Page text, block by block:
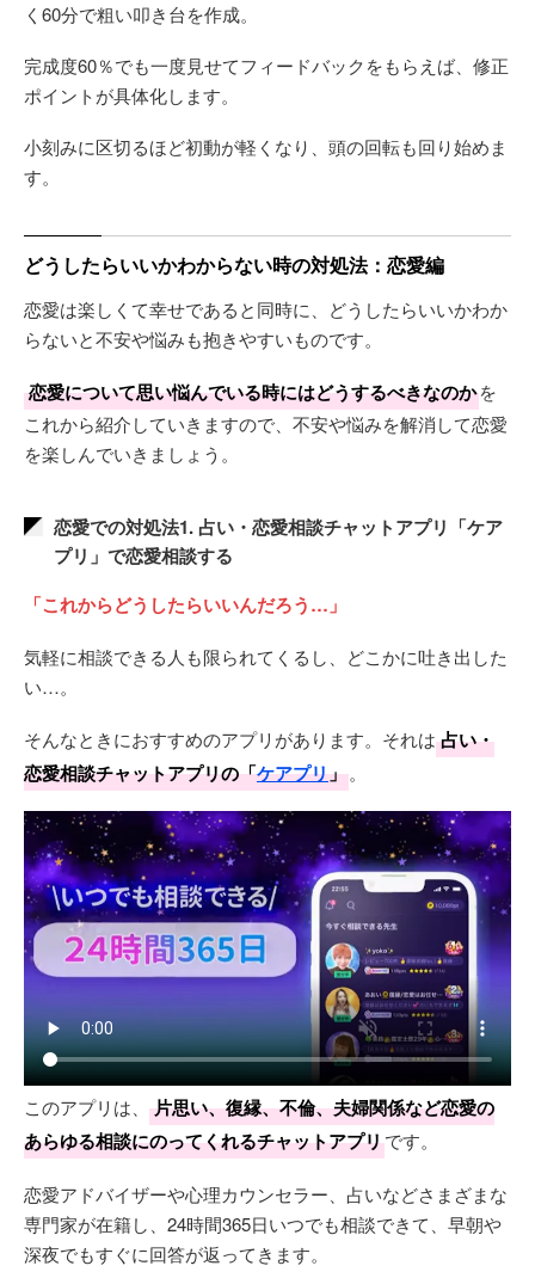
く60分で粗い叩き台を作成。
完成度60％でも一度見せてフィードバックをもらえば、修正
ポイントが具体化します。
小刻みに区切るほど初動が軽くなり、頭の回転も回り始めま
す。
どうしたらいいかわからない時の対処法：恋愛編
恋愛は楽しくて幸せであると同時に、どうしたらいいかわか
らないと不安や悩みも抱きやすいものです。
恋愛について思い悩んでいる時にはどうするべきなのかを
これから紹介していきますので、不安や悩みを解消して恋愛
を楽しんでいきましょう。
恋愛での対処法1. 占い・恋愛相談チャットアプリ「ケア
プリ」で恋愛相談する
「これからどうしたらいいんだろう…」
気軽に相談できる人も限られてくるし、どこかに吐き出した
い…。
そんなときにおすすめのアプリがあります。それは 占い・
恋愛相談チャットアプリの「ケアプリ」。
このアプリは、
片思い、復縁、不倫、夫婦関係など恋愛の
あらゆる相談にのってくれるチャットアプリです。
恋愛アドバイザーや心理カウンセラー、占いなどさまざまな
専門家が在籍し、24時間365日いつでも相談できて、早朝や
深夜でもすぐに回答が返ってきます。